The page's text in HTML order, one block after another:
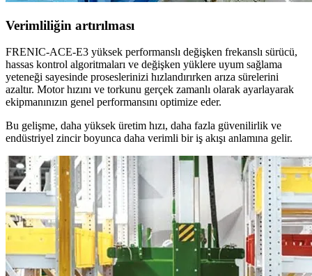
Verimliliğin artırılması
FRENIC-ACE-E3 yüksek performanslı değişken frekanslı sürücü,
hassas kontrol algoritmaları ve değişken yüklere uyum sağlama
yeteneği sayesinde proseslerinizi hızlandırırken arıza sürelerini
azaltır. Motor hızını ve torkunu gerçek zamanlı olarak ayarlayarak
ekipmanınızın genel performansını optimize eder.
Bu gelişme, daha yüksek üretim hızı, daha fazla güvenilirlik ve
endüstriyel zincir boyunca daha verimli bir iş akışı anlamına gelir.